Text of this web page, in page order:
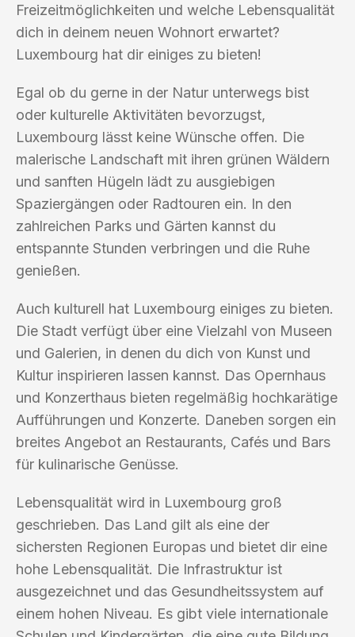
Freizeitmöglichkeiten und welche Lebensqualität
dich in deinem neuen Wohnort erwartet?
Luxembourg hat dir einiges zu bieten!
Egal ob du gerne in der Natur unterwegs bist
oder kulturelle Aktivitäten bevorzugst,
Luxembourg lässt keine Wünsche offen. Die
malerische Landschaft mit ihren grünen Wäldern
und sanften Hügeln lädt zu ausgiebigen
Spaziergängen oder Radtouren ein. In den
zahlreichen Parks und Gärten kannst du
entspannte Stunden verbringen und die Ruhe
genießen.
Auch kulturell hat Luxembourg einiges zu bieten.
Die Stadt verfügt über eine Vielzahl von Museen
und Galerien, in denen du dich von Kunst und
Kultur inspirieren lassen kannst. Das Opernhaus
und Konzerthaus bieten regelmäßig hochkarätige
Aufführungen und Konzerte. Daneben sorgen ein
breites Angebot an Restaurants, Cafés und Bars
für kulinarische Genüsse.
Lebensqualität wird in Luxembourg groß
geschrieben. Das Land gilt als eine der
sichersten Regionen Europas und bietet dir eine
hohe Lebensqualität. Die Infrastruktur ist
ausgezeichnet und das Gesundheitssystem auf
einem hohen Niveau. Es gibt viele internationale